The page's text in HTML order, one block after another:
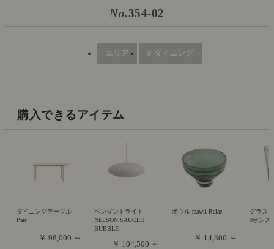
No.354-02
エリア # ダイニング
購入できるアイテム
ダイニングテーブル
Pair
￥ 98,000 ～
ペンダントライト
NELSON SAUCER
BUBBLE
￥ 104,500 ～
ボウル raawii Relae
￥ 14,300 ～
グラス
9オンス